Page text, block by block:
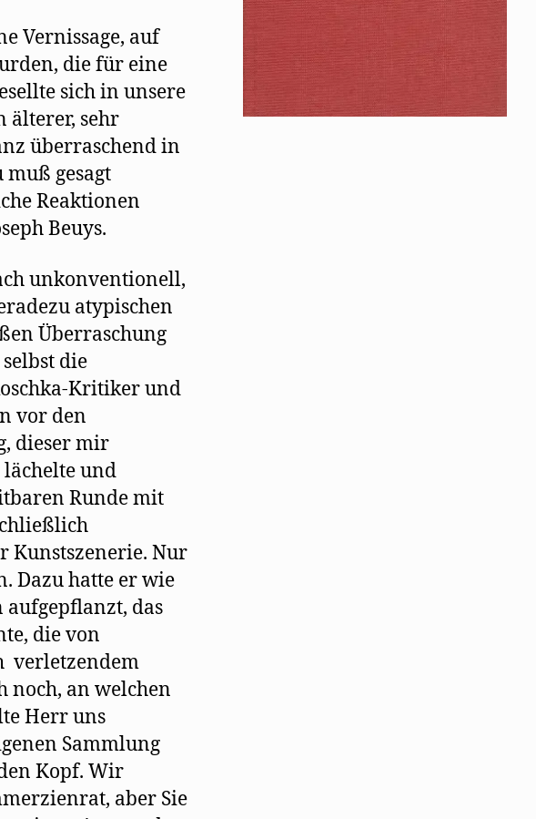
Vernissage, auf
die für eine
sich in unsere
älterer, sehr
überraschend in
muß gesagt
Reaktionen
Beuys.
unkonventionell,
atypischen
Überraschung
die
Kritiker und
vor den
dieser mir
und
Runde mit
Kunstszenerie. Nur
Dazu hatte er wie
aufgepﬂanzt, das
die von
verletzendem
noch, an welchen
Herr uns
Sammlung
Kopf. Wir
aber Sie